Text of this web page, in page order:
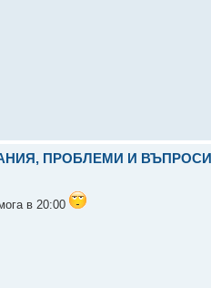
ПРОБЛЕМИ И ВЪПРОСИ
в 20:00